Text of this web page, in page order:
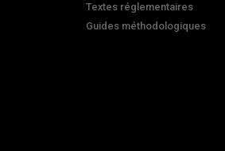
Textes réglementaires
Guides méthodologiques